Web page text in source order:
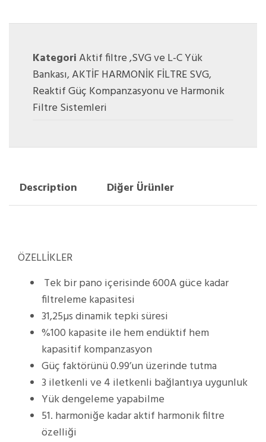
KategoriAktif filtre ,SVG ve L-C Yük
Bankası,AKTİF HARMONİK FİLTRE SVG,
Reaktif Güç Kompanzasyonu ve Harmonik
Filtre Sistemleri
Description Diğer Ürünler
ÖZELLİKLER
Tek bir pano içerisinde 600A güce kadar
filtreleme kapasitesi
31,25µs dinamik tepki süresi
%100 kapasite ile hem endüktif hem
kapasitif kompanzasyon
Güç faktörünü 0.99’un üzerinde tutma
3 iletkenli ve 4 iletkenli bağlantıya uygunluk
Yük dengeleme yapabilme
51. harmoniğe kadar aktif harmonik filtre
özelliği